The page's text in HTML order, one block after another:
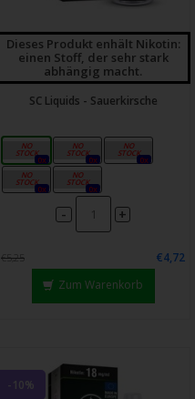
Dieses Produkt enhält Nikotin:
einen Stoff, der sehr stark
abhängig macht.
SC Liquids - Sauerkirsche
0mg
0x
3mg
0x
6mg
0x
12mg
0x
18mg
0x
- +
€5,25
€4,72
Zum Warenkorb
-10%